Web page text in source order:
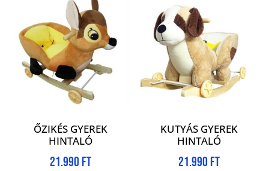
ŐZIKÉS GYEREK
HINTALÓ
21.990 Ft
KUTYÁS GYEREK
HINTALÓ
21.990 Ft